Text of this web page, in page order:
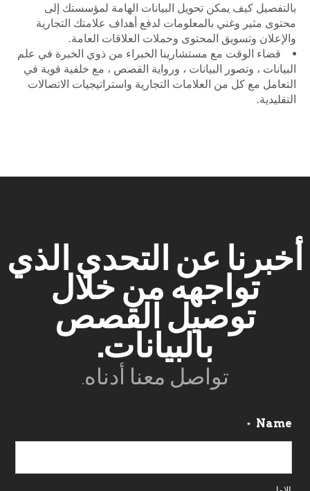
بالتفصيل كيف يمكن تحويل البيانات الهامة لمؤسستك إلى
محتوى مثير وغني بالمعلومات لدفع أهداف علامتك التجارية
والإعلان وتسويق المحتوى وحملات العلاقات العامة.
قضاء الوقت مع مستشارينا الخبراء من ذوي الخبرة في علم
البيانات ، وتصور البيانات ، ورواية القصص ، مع خلفية قوية في
التعامل مع كل من العلامات التجارية واستراتيجيات الاتصالات
التقليدية.
أخبرنا عن التحدي الذي
تواجهه من خلال
توصيل القصص
بالبيانات.
تواصل معنا أدناه.
Name
*